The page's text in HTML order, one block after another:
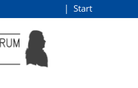
Start